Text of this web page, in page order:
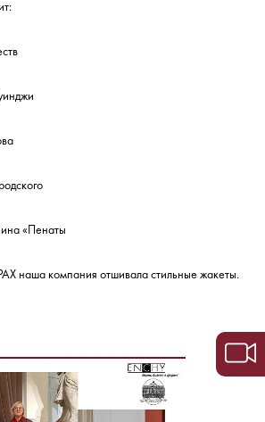
«Пенаты
наша компания отшивала стильные жакеты.